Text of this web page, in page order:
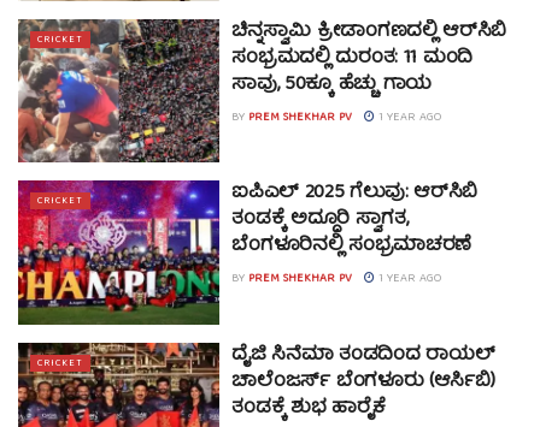
CRICKET ಚಿನ್ನಸ್ವಾಮಿ ಕ್ರೀಡಾಂಗಣದಲ್ಲಿ ಆರ್‌ಸಿಬಿ
ಸಂಭ್ರಮದಲ್ಲಿ ದುರಂತ: 11 ಮಂದಿ
ಸಾವು, 50ಕ್ಕೂ ಹೆಚ್ಚು ಗಾಯ
BY PREM SHEKHAR PV 1 YEAR AGO
CRICKET ಐಪಿಎಲ್ 2025 ಗೆಲುವು: ಆರ್‌ಸಿಬಿ
ತಂಡಕ್ಕೆ ಅದ್ದೂರಿ ಸ್ವಾಗತ,
ಬೆಂಗಳೂರಿನಲ್ಲಿ ಸಂಭ್ರಮಾಚರಣೆ
BY PREM SHEKHAR PV 1 YEAR AGO
CRICKET ದೈಜಿ ಸಿನೆಮಾ ತಂಡದಿಂದ ರಾಯಲ್
ಚಾಲೆಂಜರ್ಸ್ ಬೆಂಗಳೂರು (ಆರ್ಸಿಬಿ)
ತಂಡಕ್ಕೆ ಶುಭ ಹಾರೈಕೆ